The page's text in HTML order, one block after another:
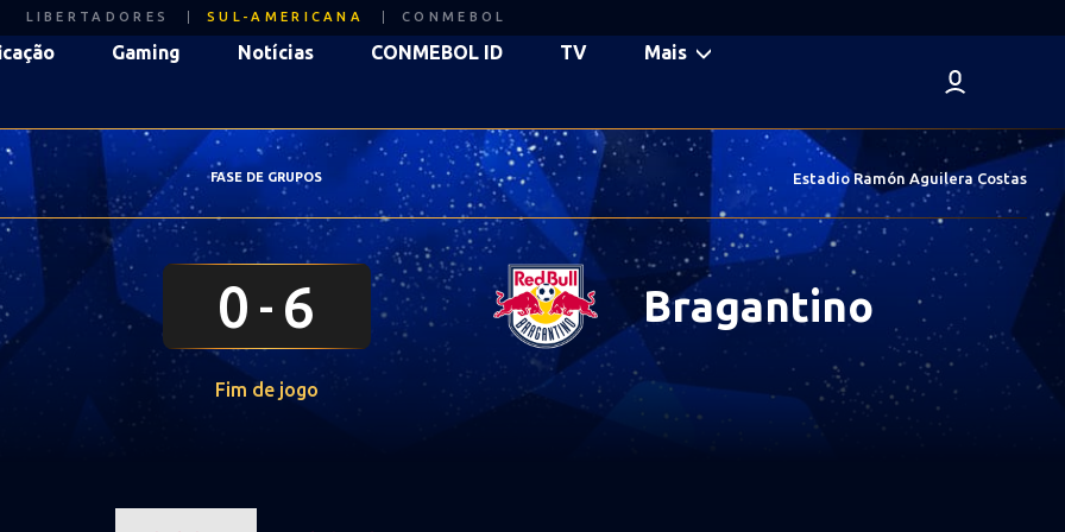
LIBERTADORES SUL-AMERICANA CONMEBOL
Gaming Notícias CONMEBOL ID TV Mais
FASE DE GRUPOS Estadio Ramón Aguilera Costas
0 6 Bragantino
Fim de jogo